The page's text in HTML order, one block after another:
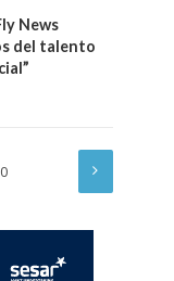
News
del talento